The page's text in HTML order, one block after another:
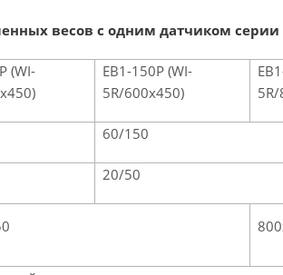
весов с одним датчиком серии
(WI-
ЕВ1-150Р (WI-
5R/600х450)
60/150
20/50